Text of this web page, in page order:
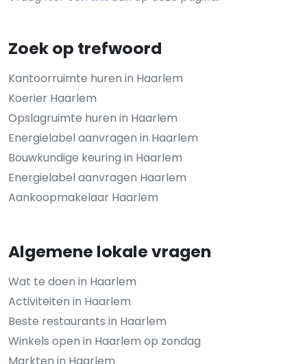
Zoek op trefwoord
Kantoorruimte huren in Haarlem
Koerier Haarlem
Opslagruimte huren in Haarlem
Energielabel aanvragen in Haarlem
Bouwkundige keuring in Haarlem
Energielabel aanvragen Haarlem
Aankoopmakelaar Haarlem
Algemene lokale vragen
Wat te doen in Haarlem
Activiteiten in Haarlem
Beste restaurants in Haarlem
Winkels open in Haarlem op zondag